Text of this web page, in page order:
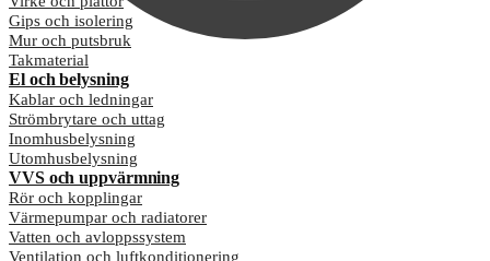
Gips och isolering
Mur och putsbruk
Takmaterial
El och belysning
Kablar och ledningar
Strömbrytare och uttag
Inomhusbelysning
Utomhusbelysning
VVS och uppvärmning
Rör och kopplingar
Värmepumpar och radiatorer
Vatten och avloppssystem
Ventilation och luftkonditionering